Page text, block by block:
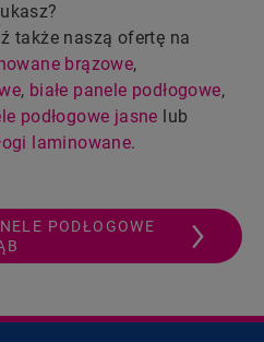
także naszą ofertę na
brązowe,
, białe panele podłogowe,
podłogowe jasne lub
laminowane.
PODŁOGOWE